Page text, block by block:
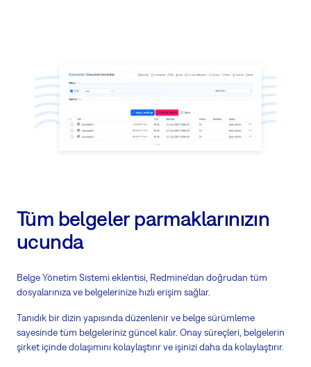
Tüm belgeler parmaklarınızın
ucunda
Belge Yönetim Sistemi eklentisi, Redmine'dan doğrudan tüm
dosyalarınıza ve belgelerinize hızlı erişim sağlar.
Tanıdık bir dizin yapısında düzenlenir ve belge sürümleme
sayesinde tüm belgeleriniz güncel kalır. Onay süreçleri, belgelerin
şirket içinde dolaşımını kolaylaştırır ve işinizi daha da kolaylaştırır.